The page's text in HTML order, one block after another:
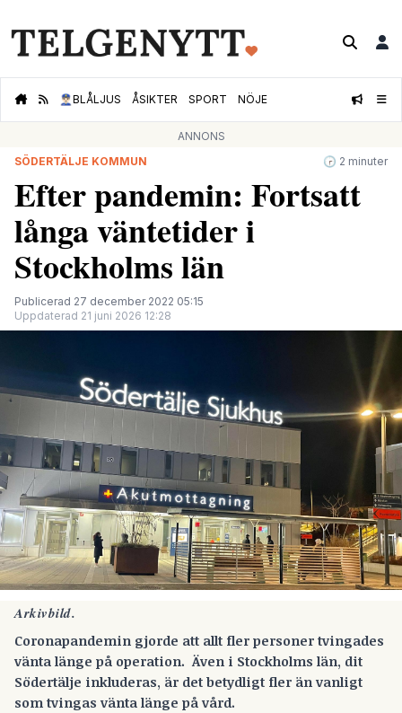
👮🏻‍♂️BLÅLJUS ÅSIKTER SPORT NÖJE
ANNONS
SÖDERTÄLJE KOMMUN
🕝 2 minuter
Efter pandemin: Fortsatt
långa vänte­tider i
Stockholms län
Publicerad 27 december 2022 05:15
Uppdaterad 21 juni 2026 12:28
Arkivbild.
Coronapandemin gjorde att allt fler personer tvingades
vänta länge på operation. Även i Stockholms län, dit
Södertälje inkluderas, är det betydligt fler än vanligt
som tvingas vänta länge på vård.